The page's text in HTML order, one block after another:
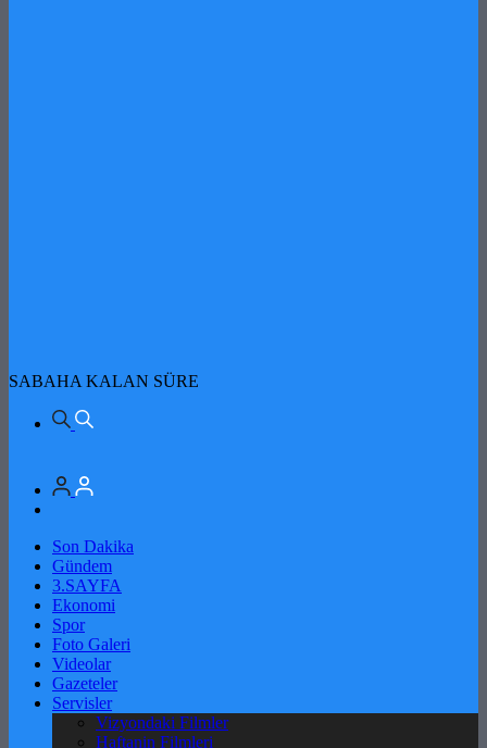
SABAHA KALAN SÜRE
Son Dakika
Gündem
3.SAYFA
Ekonomi
Spor
Foto Galeri
Videolar
Gazeteler
Servisler
Vizyondaki Filmler
Haftanin Filmleri